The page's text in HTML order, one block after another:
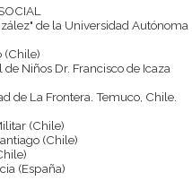
de la Universidad Autónoma
(Chile)
Niños Dr. Francisco de Icaza
de La Frontera. Temuco, Chile.
(Chile)
(Chile)
(España)